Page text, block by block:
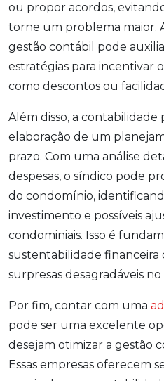
ou propor acordos,
torne um problema maior.
gestão contábil pode
estratégias para incentivar
como descontos ou
Além disso, a
elaboração de um
prazo. Com uma análise
despesas, o síndico pode
do condomínio,
investimento e possíveis
condominiais. Isso é
sustentabilidade
surpresas desagradáveis
Por fim, contar com uma
pode ser uma excelente
desejam otimizar a gestão
Essas empresas oferecem